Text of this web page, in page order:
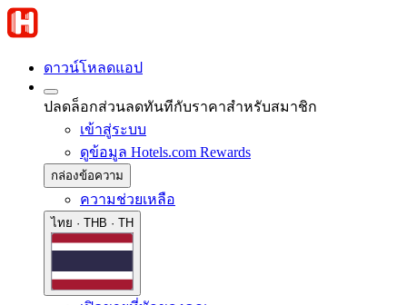
ดาวน์โหลดแอป
ปลดล็อกส่วนลดทันทีกับราคาสำหรับสมาชิก
เข้าสู่ระบบ
ดูข้อมูล Hotels.com Rewards
กล่องข้อความ
ความช่วยเหลือ
ไทย · THB · TH